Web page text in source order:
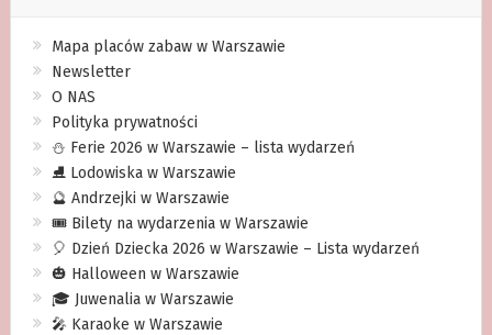
Mapa placów zabaw w Warszawie
Newsletter
O NAS
Polityka prywatności
⛄️ Ferie 2026 w Warszawie – lista wydarzeń
⛸ Lodowiska w Warszawie
🔮 Andrzejki w Warszawie
🎟️ Bilety na wydarzenia w Warszawie
🎈 Dzień Dziecka 2026 w Warszawie – Lista wydarzeń
🎃 Halloween w Warszawie
🎓 Juwenalia w Warszawie
🎤 Karaoke w Warszawie